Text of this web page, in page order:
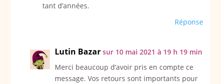
tant d’années.
Réponse
Lutin Bazar sur 10 mai 2021 à 19 h 19 min
Merci beaucoup d’avoir pris en compte ce
message. Vos retours sont importants pour